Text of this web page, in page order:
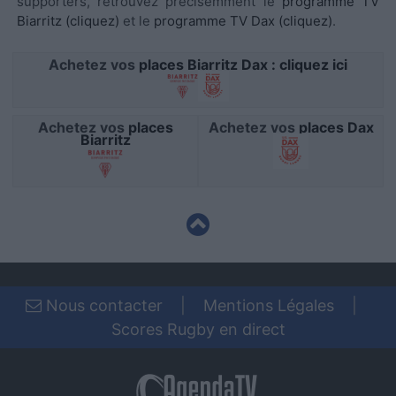
functionality and fraud prevention, and other
user protection.
Biarritz (cliquez) et le programme TV Dax (cliquez).
Achetez vos places Biarritz Dax : cliquez ici
Achetez vos places
Biarritz
Achetez vos places Dax
Nous contacter Mentions Légales
Scores Rugby en direct